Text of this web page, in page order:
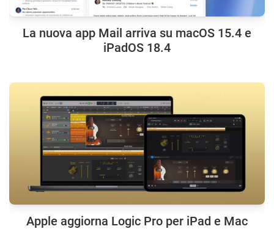
La nuova app Mail arriva su macOS 15.4 e
iPadOS 18.4
Apple aggiorna Logic Pro per iPad e Mac